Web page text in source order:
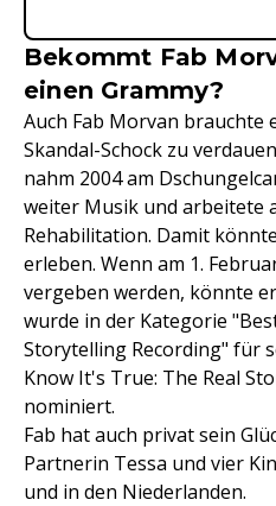
Bekommt Fab
einen Grammy?
Auch Fab Morvan brauchte
Skandal-Schock zu
nahm 2004 am
weiter Musik und arbeitete
Rehabilitation. Damit
erleben. Wenn am 1.
vergeben werden, könnte
wurde in der Kategorie
Storytelling Recording" für
Know It's True: The Real
nominiert.
Fab hat auch privat sein
Partnerin Tessa und vier
und in den Niederlanden.